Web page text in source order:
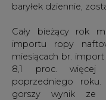
baryłek dziennie,
Cały bieżący rok
importu ropy
miesiącach br.
8,1 proc. więcej
poprzedniego
gorszy wynik ze